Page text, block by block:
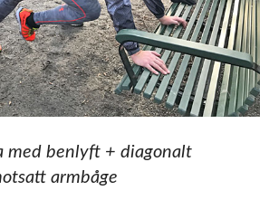
med benlyft + diagonalt
armbåge